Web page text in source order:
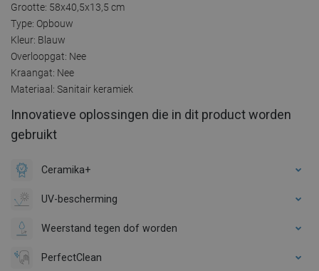
Grootte: 58x40,5x13,5 cm
Type: Opbouw
Kleur: Blauw
Overloopgat: Nee
Kraangat: Nee
Materiaal: Sanitair keramiek
Innovatieve oplossingen die in dit product worden
gebruikt
Ceramika+
UV-bescherming
Weerstand tegen dof worden
PerfectClean